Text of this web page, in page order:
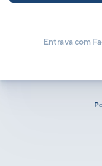
Entrava com